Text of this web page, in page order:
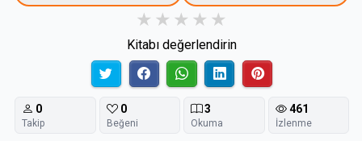
Kitabı değerlendirin
0
Takip
0
Beğeni
3
Okuma
461
İzlenme